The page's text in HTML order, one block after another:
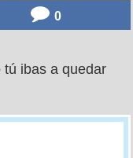
0
tú ibas a quedar